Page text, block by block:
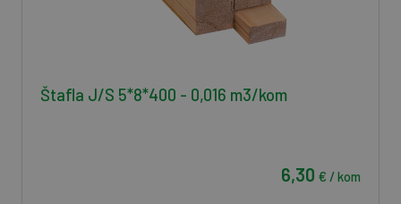
Štafla J/S 5*8*400 - 0,016 m3/kom
6,30 € / kom